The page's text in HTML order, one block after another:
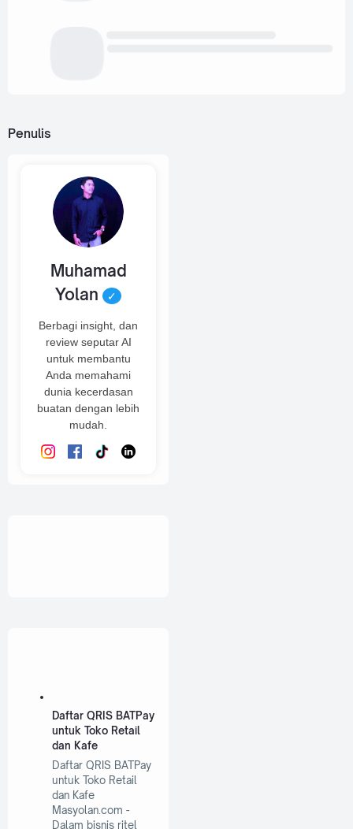
Penulis
Muhamad
Yolan
✓
Berbagi insight, dan
review seputar AI
untuk membantu
Anda memahami
dunia kecerdasan
buatan dengan lebih
mudah.
Daftar QRIS BATPay
untuk Toko Retail
dan Kafe
Daftar QRIS BATPay
untuk Toko Retail
dan Kafe
Masyolan.com -
Dalam bisnis ritel